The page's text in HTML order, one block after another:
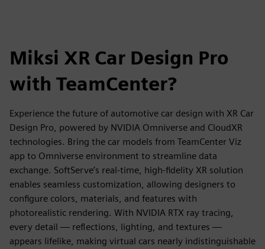
Miksi XR Car Design Pro
with TeamCenter?
Experience the future of automotive car design with XR Car
Design Pro, powered by NVIDIA Omniverse and CloudXR
technologies. Bring the car models from TeamCenter Viz
app to Omniverse environment to streamline data
exchange. SoftServe’s real-time, high-fidelity XR solution
enables seamless customization, allowing designers to
configure colors, materials, and features with
photorealistic rendering. With NVIDIA RTX ray tracing,
every detail — reflections, lighting, and textures —
appears lifelike, making virtual cars nearly indistinguishable